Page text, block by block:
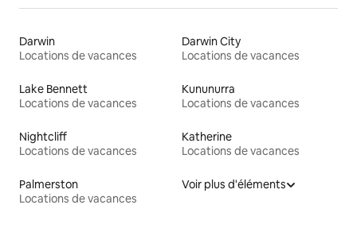
Darwin
Locations de vacances
Darwin City
Locations de vacances
Lake Bennett
Locations de vacances
Kununurra
Locations de vacances
Nightcliff
Locations de vacances
Katherine
Locations de vacances
Palmerston
Locations de vacances
Voir plus d'éléments